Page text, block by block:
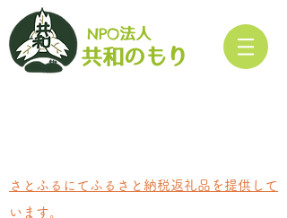
NPO法人​
共和のもり
さとふるにてふるさと納税返礼品を提供して
います。